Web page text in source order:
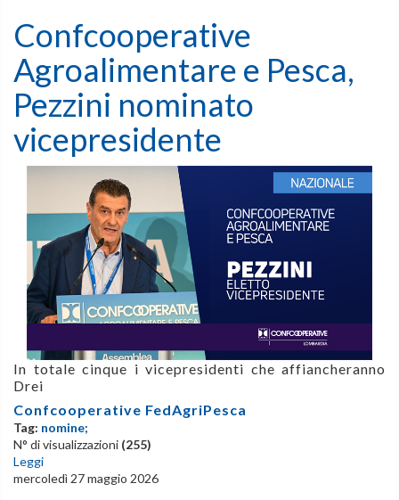
Confcooperative
Agroalimentare e Pesca,
Pezzini nominato
vicepresidente
In totale cinque i vicepresidenti che affiancheranno
Drei
Confcooperative FedAgriPesca
Tag: nomine;
N° di visualizzazioni (255)
Leggi
mercoledì 27 maggio 2026